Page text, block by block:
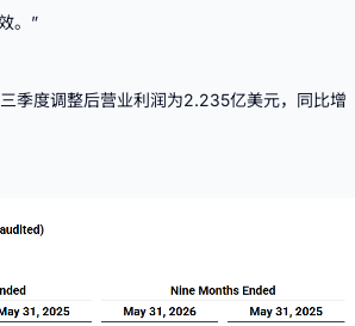
。”
季度调整后营业利润为2.235亿美元，同比增